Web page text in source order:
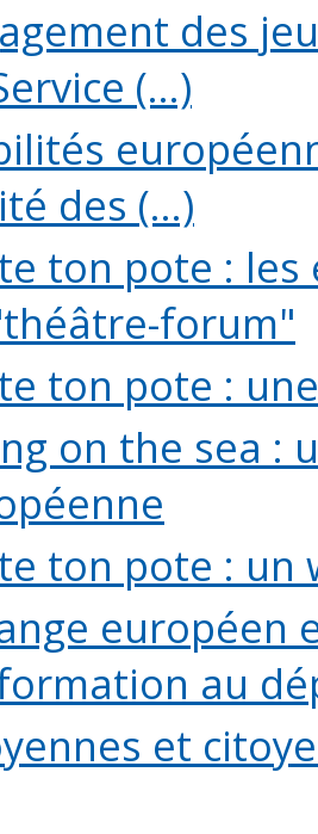
des
(...)
des (...)
ton pote :
forum"
ton pote :
on the sea :
ton pote : un
européen
au
et